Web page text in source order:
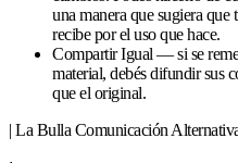
una manera que sugiera
recibe por el uso que hace.
Compartir Igual — si se
material, debés difundir sus
que el original.
| La Bulla Comunicación